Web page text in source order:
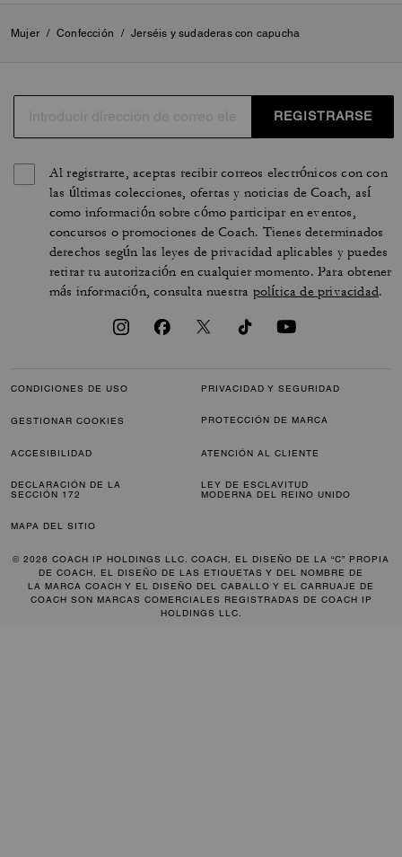
Mujer / Confección / Jerséis y sudaderas con capucha
REGISTRARSE
Al registrarte, aceptas recibir correos electrónicos con con
las últimas colecciones, ofertas y noticias de Coach, así
como información sobre cómo participar en eventos,
concursos o promociones de Coach. Tienes determinados
derechos según las leyes de privacidad aplicables y puedes
retirar tu autorización en cualquier momento. Para obtener
más información, consulta nuestra política de privacidad.
CONDICIONES DE USO PRIVACIDAD Y SEGURIDAD
GESTIONAR COOKIES PROTECCIÓN DE MARCA
ACCESIBILIDAD ATENCIÓN AL CLIENTE
DECLARACIÓN DE LA
SECCIÓN 172
LEY DE ESCLAVITUD
MODERNA DEL REINO UNIDO
MAPA DEL SITIO
© 2026 COACH IP HOLDINGS LLC. COACH, EL DISEÑO DE LA “C” PROPIA
DE COACH, EL DISEÑO DE LAS ETIQUETAS Y DEL NOMBRE DE
LA MARCA COACH Y EL DISEÑO DEL CABALLO Y EL CARRUAJE DE
COACH SON MARCAS COMERCIALES REGISTRADAS DE COACH IP
HOLDINGS LLC.